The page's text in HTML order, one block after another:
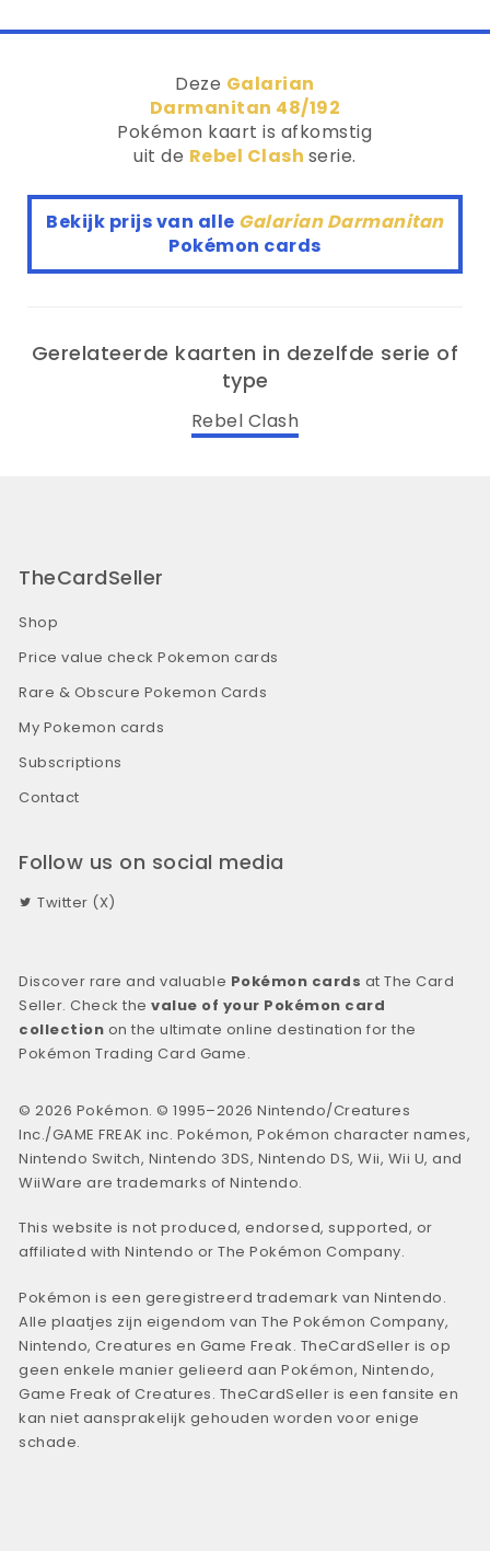
Deze Galarian
Darmanitan 48/192
Pokémon kaart is afkomstig
uit de Rebel Clash serie.
Bekijk prijs van alle Galarian Darmanitan
Pokémon cards
Gerelateerde kaarten in dezelfde serie of
type
Rebel Clash
TheCardSeller
Shop
Price value check Pokemon cards
Rare & Obscure Pokemon Cards
My Pokemon cards
Subscriptions
Contact
Follow us on social media
Twitter (X)
Discover rare and valuable Pokémon cards at The Card
Seller. Check thevalue of your Pokémon card
collection on the ultimate online destination for the
Pokémon Trading Card Game.
© 2026 Pokémon. © 1995–2026 Nintendo/Creatures
Inc./GAME FREAK inc. Pokémon, Pokémon character names,
Nintendo Switch, Nintendo 3DS, Nintendo DS, Wii, Wii U, and
WiiWare are trademarks of Nintendo.
This website is not produced, endorsed, supported, or
affiliated with Nintendo or The Pokémon Company.
Pokémon is een geregistreerd trademark van Nintendo.
Alle plaatjes zijn eigendom van The Pokémon Company,
Nintendo, Creatures en Game Freak. TheCardSeller is op
geen enkele manier gelieerd aan Pokémon, Nintendo,
Game Freak of Creatures. TheCardSeller is een fansite en
kan niet aansprakelijk gehouden worden voor enige
schade.